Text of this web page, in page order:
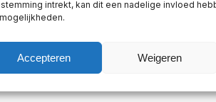
intrekt, kan dit een nadelige invloed
Accepteren Weigeren
primer